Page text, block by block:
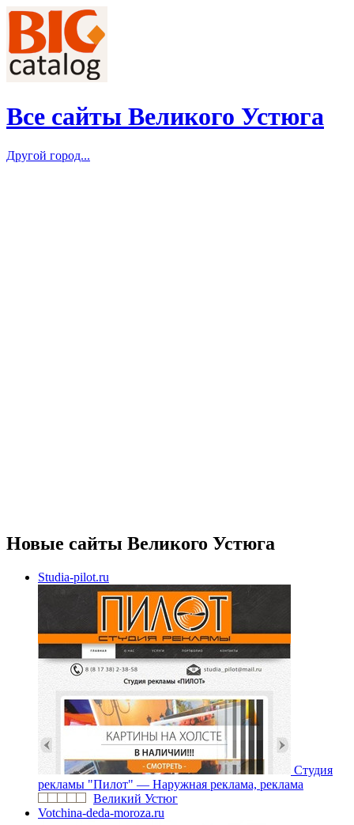
Все сайты Великого Устюга
Другой город...
Новые сайты Великого Устюга
Studia-pilot.ru
Студия
рекламы "Пилот" — Наружная реклама, реклама
Великий Устюг
Votchina-deda-moroza.ru